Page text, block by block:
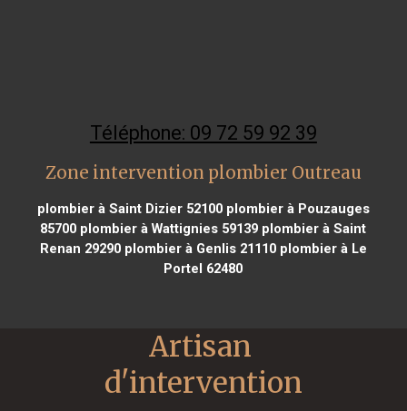
Téléphone: 09 72 59 92 39
Zone intervention plombier Outreau
plombier à Saint Dizier 52100plombier à Pouzauges
85700 plombier à Wattignies 59139 plombier à Saint
Renan 29290plombier à Genlis 21110plombier à Le
Portel 62480
Artisan
d'intervention